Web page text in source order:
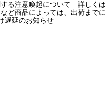
する注意喚起について 詳しく
ど商品によっては、出荷ま
遅延のお知らせ